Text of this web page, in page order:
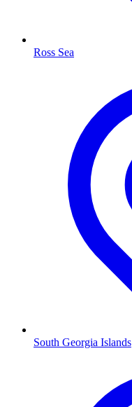
Ross Sea
South Georgia Islands